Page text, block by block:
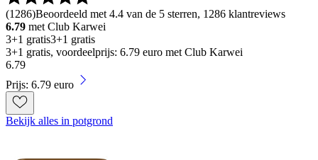
(1286)Beoordeeld met 4.4 van de 5 sterren, 1286 klantreviews
6.79 met Club Karwei
3+1 gratis3+1 gratis
3+1 gratis, voordeelprijs: 6.79 euro met Club Karwei
6.79
Prijs: 6.79 euro
Bekijk alles in potgrond